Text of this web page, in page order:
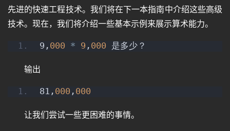
先进的快速工程技术。我们将在下一本指南中介绍这些高级
技术。现在，我们将介绍一些基本示例来展示算术能力。
9, 000 * 9 , 000 是多少？
输出
81, 000 , 000
让我们尝试一些更困难的事情。